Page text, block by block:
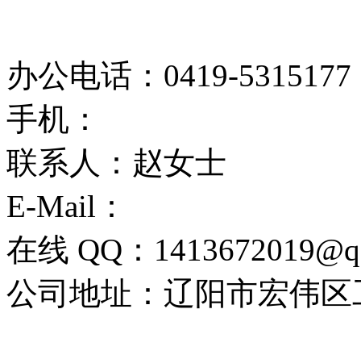
办公电话：0419-5315177
手机：
联系人：赵女士
E-Mail：
在线 QQ：
公司地址：辽阳市宏伟